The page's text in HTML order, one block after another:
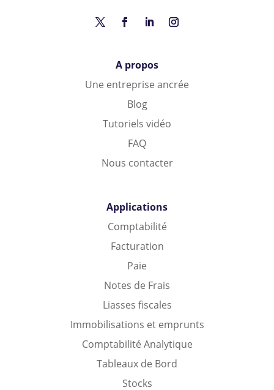
A propos
Une entreprise ancrée
Blog
Tutoriels vidéo
FAQ
Nous contacter
Applications
Comptabilité
Facturation
Paie
Notes de Frais
Liasses fiscales
Immobilisations et emprunts
Comptabilité Analytique
Tableaux de Bord
Stocks